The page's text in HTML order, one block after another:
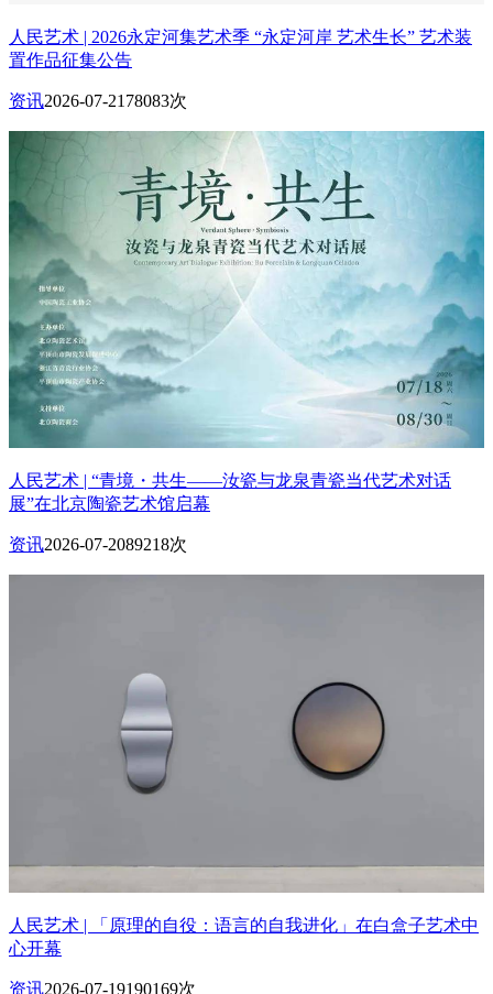
人民艺术 | 2026永定河集艺术季 “永定河岸 艺术生长” 艺术装
置作品征集公告
资讯2026-07-21 78083次
人民艺术 | “青境・共生——汝瓷与龙泉青瓷当代艺术对话
展”在北京陶瓷艺术馆启幕
资讯2026-07-2089218次
人民艺术 | 「原理的自役：语言的自我进化」在白盒子艺术中
心开幕
资讯2026-07-19190169次